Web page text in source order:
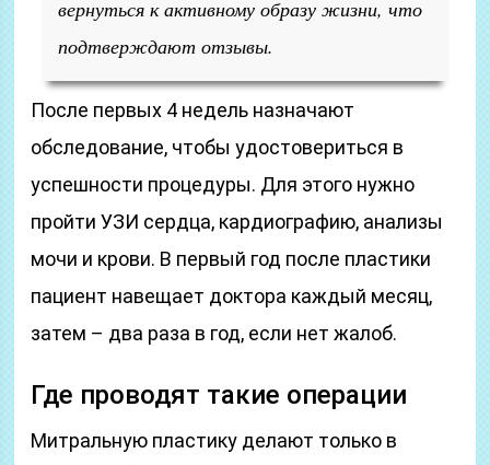
вернуться к активному образу жизни, что
подтверждают отзывы.
После первых 4 недель назначают
обследование, чтобы удостовериться в
успешности процедуры. Для этого нужно
пройти УЗИ сердца, кардиографию, анализы
мочи и крови. В первый год после пластики
пациент навещает доктора каждый месяц,
затем – два раза в год, если нет жалоб.
Где проводят такие операции
Митральную пластику делают только в